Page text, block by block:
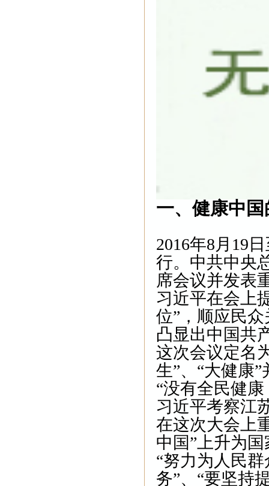
一、健康中
2016年8月19
行。中共中央
席会议并发表
习近平在会上
位”，顺应民
凸显出中国共
这次会议定名
生”、“大健康
“没有全民健
习近平考察江
在这次大会上
中国”上升为
“努力为人民
务”、“要坚持